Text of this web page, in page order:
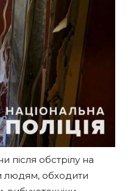
обстрілу на
людям, обходити